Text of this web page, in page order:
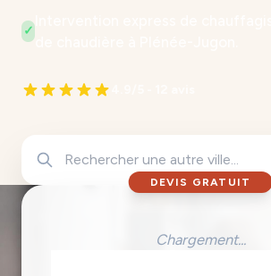
✓
DEVIS GRATUIT
Chargement...